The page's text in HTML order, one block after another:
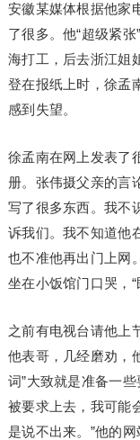
安徽某媒体根据他家
了很多。他“超级紧
海打工，后去浙江姐
登在报纸上时，徐孟
感到失望。
徐孟南在网上发表了
册。张伟摄父亲的言
写了很多东西。我不
诉我们。我不知道他
也不准他再出门上网
坐在小饭馆门口哭，“
之前有电视台请他上
他表哥，几经磨劝，
词”大致就是准备一
被要求上去，我可能
是说不出来。”他的